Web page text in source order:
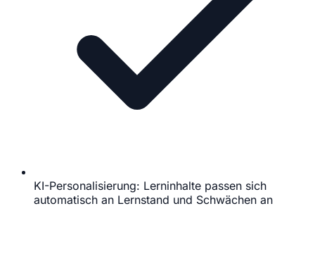
KI-Personalisierung: Lerninhalte passen sich
automatisch an Lernstand und Schwächen an